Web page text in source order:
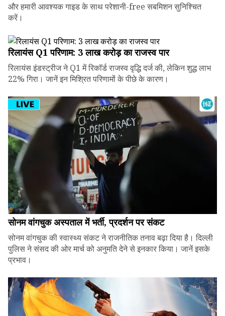
और हमारी आवश्यक गाइड के साथ परेशानी-free सबमिशन सुनिश्चित
करें।
रिलायंस Q1 परिणाम: ₹3 लाख करोड़ का राजस्व पार
रिलायंस इंडस्ट्रीज ने Q1 में रिकॉर्ड राजस्व वृद्धि दर्ज की, लेकिन शुद्ध लाभ
22% गिरा। जानें इन मिश्रित परिणामों के पीछे के कारण।
सोनम वांगचुक अस्पताल में भर्ती, प्रदर्शन पर संकट
सोनम वांगचुक की स्वास्थ्य संकट ने राजनीतिक तनाव बढ़ा दिया है। दिल्ली
पुलिस ने संसद की ओर मार्च को अनुमति देने से इनकार किया। जानें इसके
प्रभाव।